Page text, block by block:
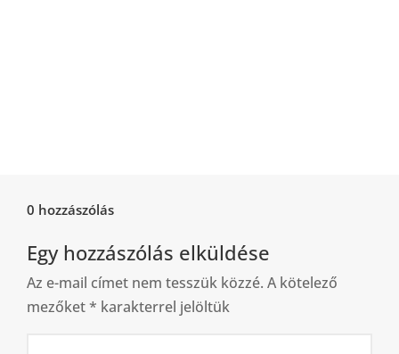
0 hozzászólás
Egy hozzászólás elküldése
Az e-mail címet nem tesszük közzé. A kötelező
mezőket* karakterrel jelöltük